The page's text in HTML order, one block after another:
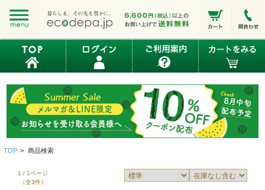
TOP > 商品検索
1 / 1ページ
（全3件）